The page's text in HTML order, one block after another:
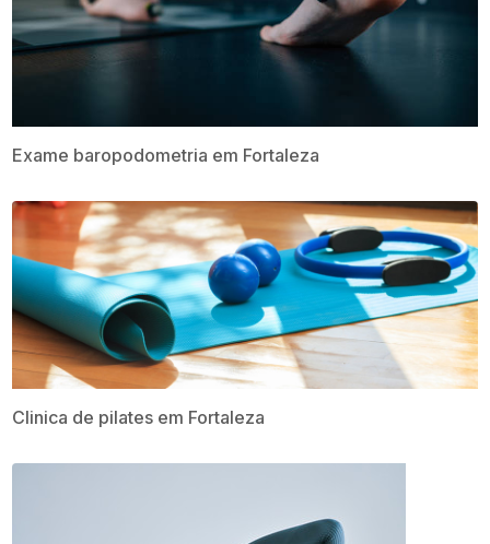
Exame baropodometria em Fortaleza
Clinica de pilates em Fortaleza